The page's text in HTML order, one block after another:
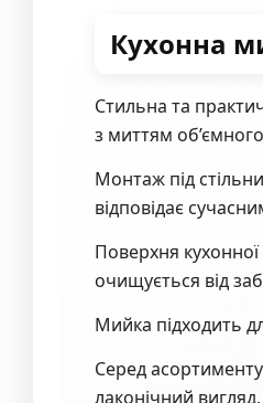
Кухонна
Стильна та
з миттям
Монтаж під
відповідає
Поверхня кухонної
очищується від
Мийка підходить
Серед асортименту
лаконічний вигляд,